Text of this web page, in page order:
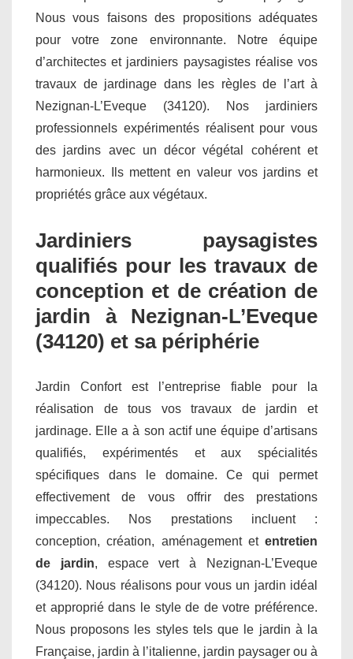
Nous vous faisons des propositions adéquates
pour votre zone environnante. Notre équipe
d’architectes et jardiniers paysagistes réalise vos
travaux de jardinage dans les règles de l’art à
Nezignan-L’Eveque (34120). Nos jardiniers
professionnels expérimentés réalisent pour vous
des jardins avec un décor végétal cohérent et
harmonieux. Ils mettent en valeur vos jardins et
propriétés grâce aux végétaux.
Jardiniers paysagistes
qualifiés pour les travaux de
conception et de création de
jardin à Nezignan-L’Eveque
(34120) et sa périphérie
Jardin Confort est l’entreprise fiable pour la
réalisation de tous vos travaux de jardin et
jardinage. Elle a à son actif une équipe d’artisans
qualifiés, expérimentés et aux spécialités
spécifiques dans le domaine. Ce qui permet
effectivement de vous offrir des prestations
impeccables. Nos prestations incluent :
conception, création, aménagement et entretien
de jardin, espace vert à Nezignan-L’Eveque
(34120). Nous réalisons pour vous un jardin idéal
et approprié dans le style de de votre préférence.
Nous proposons les styles tels que le jardin à la
Française, jardin à l’italienne, jardin paysager ou à